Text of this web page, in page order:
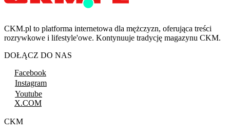
CKM.pl to platforma internetowa dla mężczyzn, oferująca treści
rozrywkowe i lifestyle'owe. Kontynuuje tradycję magazynu CKM.
DOŁĄCZ DO NAS
Facebook
Instagram
Youtube
X.COM
CKM